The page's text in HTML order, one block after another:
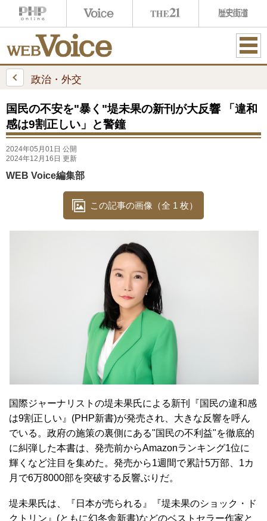
ME
政治・外交
国民の不安を"暴く"堤未果の新刊が大反響 「違和
感は9割正しい」と警鐘
2024年05月01日 公開
2024年12月16日 更新
WEB Voice編集部
この記事の画像（全 1 枚）
国際ジャーナリストの堤未果氏による新刊『国民の違和感
は9割正しい』(PHP新書)が発売され、大きな反響を呼ん
でいる。政府の施策の裏側にある"国民の不利益"を徹底的
に糾弾した本書は、発売前からAmazonランキング1位に
輝くなど注目を集めた。発売から1週間で累計5万部、1カ
月で6万8000部を突破する反響ぶりだ。
堤未果氏は、『日本が売られる』『堤未果のショック・ド
クトリン』(ともに幻冬舎新書)などのベストセラー作家と